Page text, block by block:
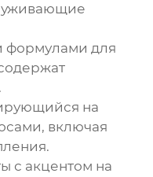
формулами для
на
включая
с акцентом на